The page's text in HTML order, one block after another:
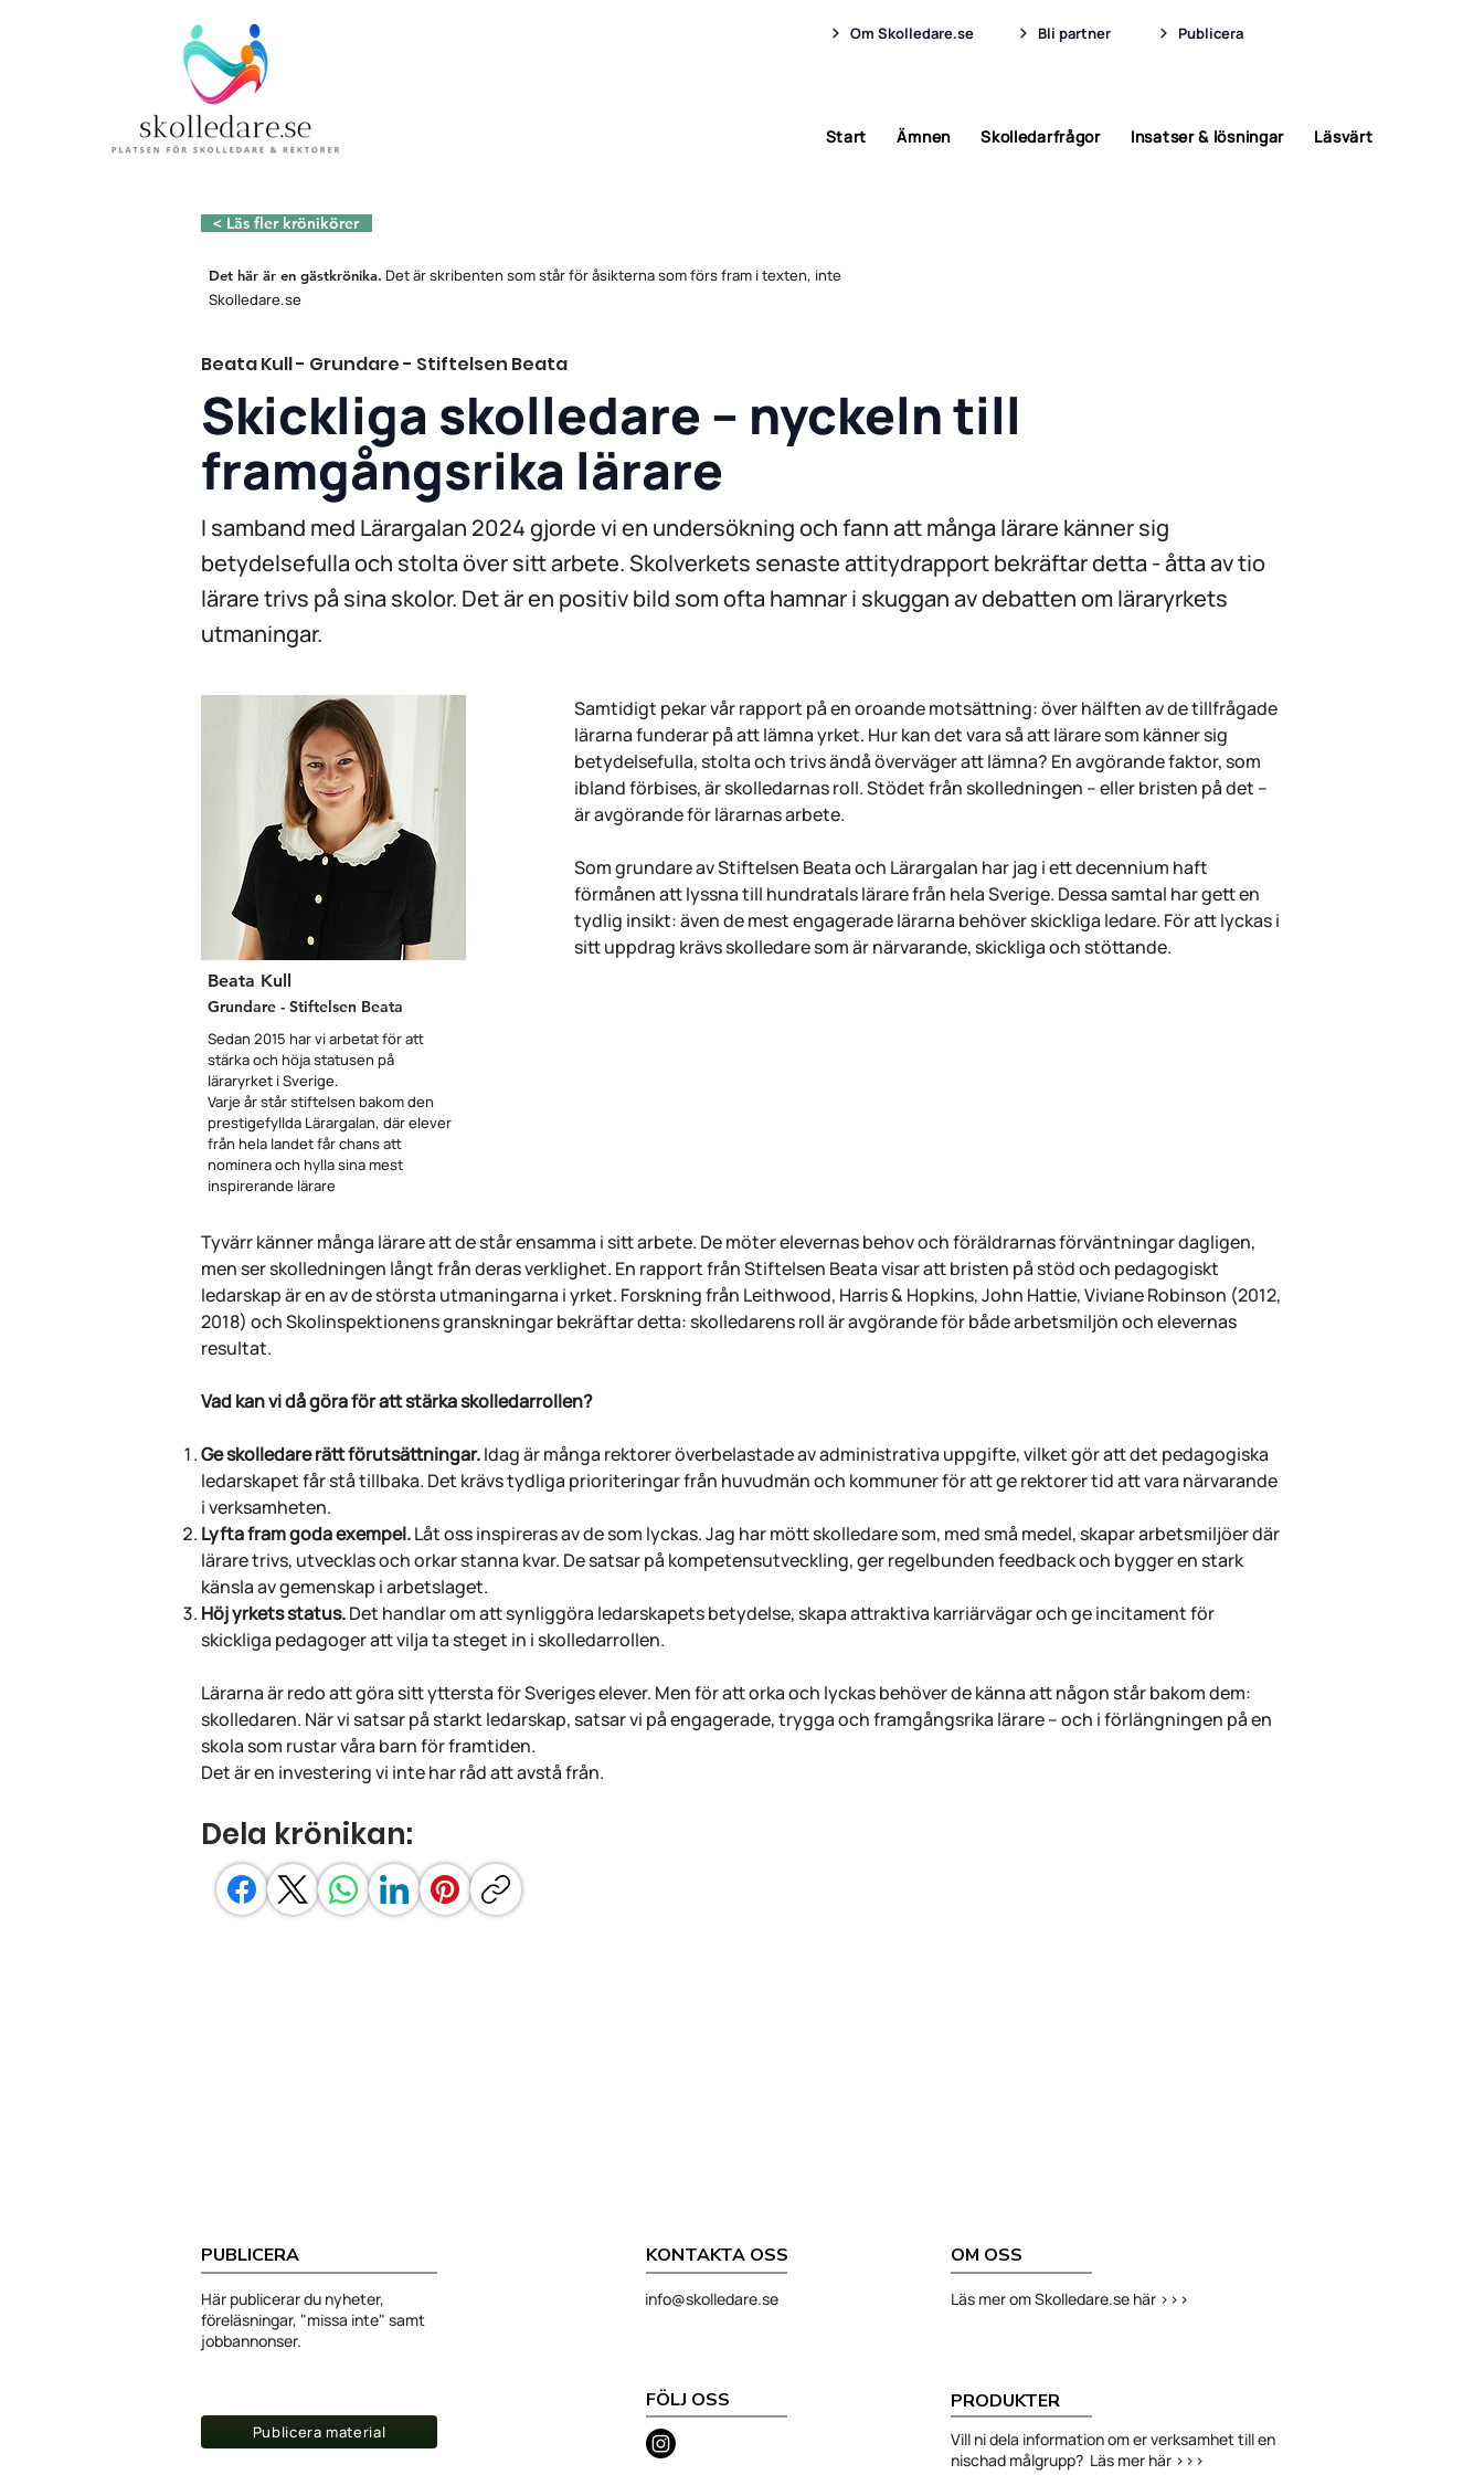
Om Skolledare.se Bli partner Publicera
Start Ämnen Skolledarfrågor Insatser & lösningar Läsvärt
< Läs fler krönikörer
Det här är en gästkrönika. Det är skribenten som står för åsikterna som förs fram i texten, inte
Skolledare.se
Beata Kull - Grundare - Stiftelsen Beata
Skickliga skolledare – nyckeln till
framgångsrika lärare
I samband med Lärargalan 2024 gjorde vi en undersökning och fann att många lärare känner sig
betydelsefulla och stolta över sitt arbete. Skolverkets senaste attitydrapport bekräftar detta - åtta av tio
lärare trivs på sina skolor. Det är en positiv bild som ofta hamnar i skuggan av debatten om läraryrkets
utmaningar.
Beata Kull
Grundare - Stiftelsen Beata
Sedan 2015 har vi arbetat för att
stärka och höja statusen på
läraryrket i Sverige.
Varje år står stiftelsen bakom den
prestigefyllda Lärargalan, där elever
från hela landet får chans att
nominera och hylla sina mest
inspirerande lärare
Samtidigt pekar vår rapport på en oroande motsättning: över hälften av de tillfrågade
lärarna funderar på att lämna yrket. Hur kan det vara så att lärare som känner sig
betydelsefulla, stolta och trivs ändå överväger att lämna? En avgörande faktor, som
ibland förbises, är skolledarnas roll. Stödet från skolledningen – eller bristen på det –
är avgörande för lärarnas arbete.
Som grundare av Stiftelsen Beata och Lärargalan har jag i ett decennium haft
förmånen att lyssna till hundratals lärare från hela Sverige. Dessa samtal har gett en
tydlig insikt: även de mest engagerade lärarna behöver skickliga ledare. För att lyckas i
sitt uppdrag krävs skolledare som är närvarande, skickliga och stöttande.
Tyvärr känner många lärare att de står ensamma i sitt arbete. De möter elevernas behov och föräldrarnas förväntningar dagligen,
men ser skolledningen långt från deras verklighet. En rapport från Stiftelsen Beata visar att bristen på stöd och pedagogiskt
ledarskap är en av de största utmaningarna i yrket. Forskning från Leithwood, Harris & Hopkins, John Hattie, Viviane Robinson (2012,
2018) och Skolinspektionens granskningar bekräftar detta: skolledarens roll är avgörande för både arbetsmiljön och elevernas
resultat.
Vad kan vi då göra för att stärka skolledarrollen?
Ge skolledare rätt förutsättningar.Idag är många rektorer överbelastade av administrativa uppgifte, vilket gör att det pedagogiska
ledarskapet får stå tillbaka. Det krävs tydliga prioriteringar från huvudmän och kommuner för att ge rektorer tid att vara närvarande
i verksamheten.
Lyfta fram goda exempel.Låt oss inspireras av de som lyckas. Jag har mött skolledare som, med små medel, skapar arbetsmiljöer där
lärare trivs, utvecklas och orkar stanna kvar. De satsar på kompetensutveckling, ger regelbunden feedback och bygger en stark
känsla av gemenskap i arbetslaget.
Höj yrkets status.Det handlar om att synliggöra ledarskapets betydelse, skapa attraktiva karriärvägar och ge incitament för
skickliga pedagoger att vilja ta steget in i skolledarrollen.
Lärarna är redo att göra sitt yttersta för Sveriges elever. Men för att orka och lyckas behöver de känna att någon står bakom dem:
skolledaren. När vi satsar på starkt ledarskap, satsar vi på engagerade, trygga och framgångsrika lärare – och i förlängningen på en
skola som rustar våra barn för framtiden.
Det är en investering vi inte har råd att avstå från.
Dela krönikan:
PUBLICERA
Här publicerar du nyheter,
föreläsningar, "missa inte" samt
jobbannonser.
Publicera material
KONTAKTA OSS
info@skolledare.se
FÖLJ OSS
OM OSS
Läs mer om Skolledare.se här >>>
PRODUKTER
Vill ni dela information om er verksamhet till en
nischad målgrupp? Läs mer här >>>